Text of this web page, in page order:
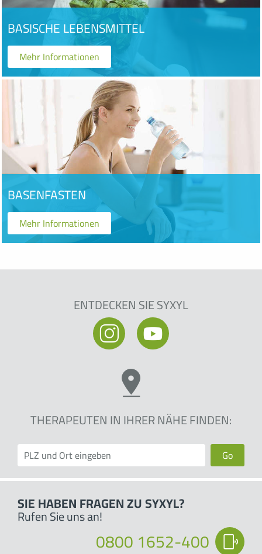
BASISCHE LEBENSMITTEL
Mehr Informationen
BASENFASTEN
Mehr Informationen
ENTDECKEN SIE SYXYL
THERAPEUTEN IN IHRER NÄHE FINDEN:
Go
SIE HABEN FRAGEN ZU SYXYL?
Rufen Sie uns an!
0800 1652-400